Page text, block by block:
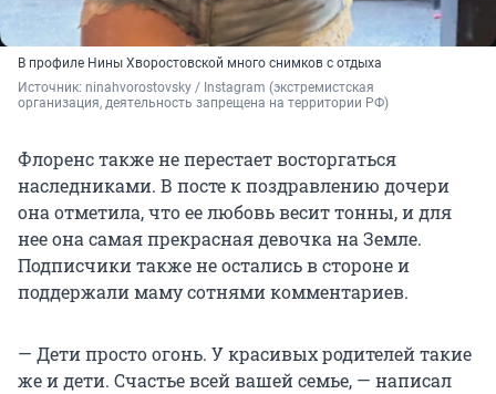
В профиле Нины Хворостовской много снимков с отдыха
Источник: ninahvorostovsky / Instagram (экстремистская
организация, деятельность запрещена на территории РФ)
Флоренс также не перестает восторгаться
наследниками. В посте к поздравлению дочери
она отметила, что ее любовь весит тонны, и для
нее она самая прекрасная девочка на Земле.
Подписчики также не остались в стороне и
поддержали маму сотнями комментариев.
— Дети просто огонь. У красивых родителей такие
же и дети. Счастье всей вашей семье, — написал